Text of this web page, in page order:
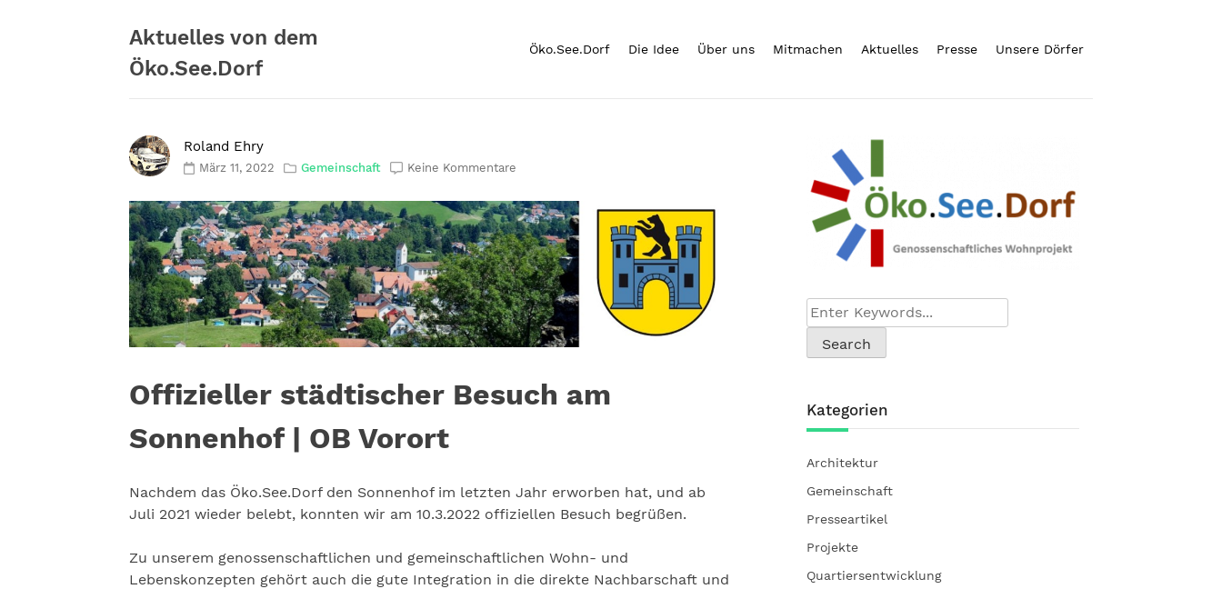
Aktuelles von dem
Öko.See.Dorf
Öko.See.Dorf Die Idee Über uns Mitmachen Aktuelles Presse Unsere Dörfer
Roland Ehry
März 11, 2022 Gemeinschaft Keine Kommentare
Offizieller städtischer Besuch am
Sonnenhof | OB Vorort
Nachdem das Öko.See.Dorf den Sonnenhof im letzten Jahr erworben hat, und ab
Juli 2021 wieder belebt, konnten wir am 10.3.2022 offiziellen Besuch begrüßen.
Zu unserem genossenschaftlichen und gemeinschaftlichen Wohn- und
Lebenskonzepten gehört auch die gute Integration in die direkte Nachbarschaft und
Kategorien
Architektur
Gemeinschaft
Presseartikel
Projekte
Quartiersentwicklung